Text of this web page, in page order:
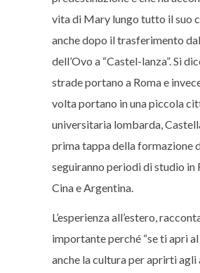
vita di Mary lungo tutto il suo
anche dopo il trasferimento
dell’Ovo a “Castel-lanza”. Si
strade portano a Roma e
volta portano in una piccola
universitaria lombarda,
prima tappa della formazione
seguiranno periodi di studio in
Cina e Argentina.
L’esperienza all’estero,
importante perché “se ti apri
anche la cultura per aprirti agli